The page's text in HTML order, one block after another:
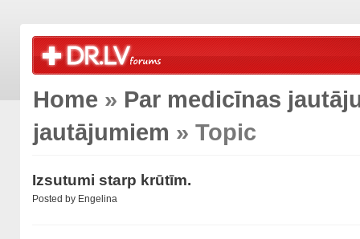
Home » Par medicīnas
jautājumiem » Topic
Izsutumi starp krūtīm.
Posted by Engelina